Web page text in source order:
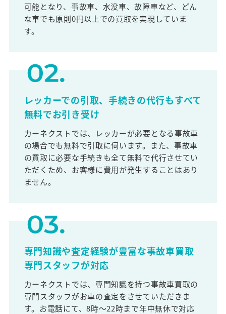
可能となり、事故車、水没車、故障車など、どん
な車でも原則0円以上での買取を実現していま
す。
レッカーでの引取、手続きの代行もすべて
無料でお引き受け
カーネクストでは、レッカーが必要となる事故車
の場合でも無料で引取に伺います。また、事故車
の買取に必要な手続きも全て無料で代行させてい
ただくため、お客様に費用が発生することはあり
ません。
専門知識や査定経験が豊富な事故車買取
専門スタッフが対応
カーネクストでは、専門知識を持つ事故車買取の
専門スタッフがお車の査定をさせていただきま
す。お電話にて、8時～22時まで年中無休で対応